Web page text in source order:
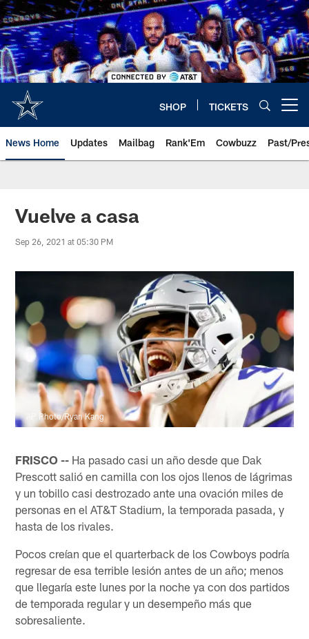
Skip
to
main
content
SHOP TICKETS
News Home Updates Mailbag Rank'Em Cowbuzz Past/
Vuelve a casa
Sep 26, 2021 at 05:30 PM
AP Photo/Ryan Kang
FRISCO -- Ha pasado casi un año desde que Dak
Prescott salió en camilla con los ojos llenos de lágrimas
y un tobillo casi destrozado ante una ovación miles de
personas en el AT&T Stadium, la temporada pasada, y
hasta de los rivales.
Pocos creían que el quarterback de los Cowboys podría
regresar de esa terrible lesión antes de un año; menos
que llegaría este lunes por la noche ya con dos partidos
de temporada regular y un desempeño más que
sobresaliente.